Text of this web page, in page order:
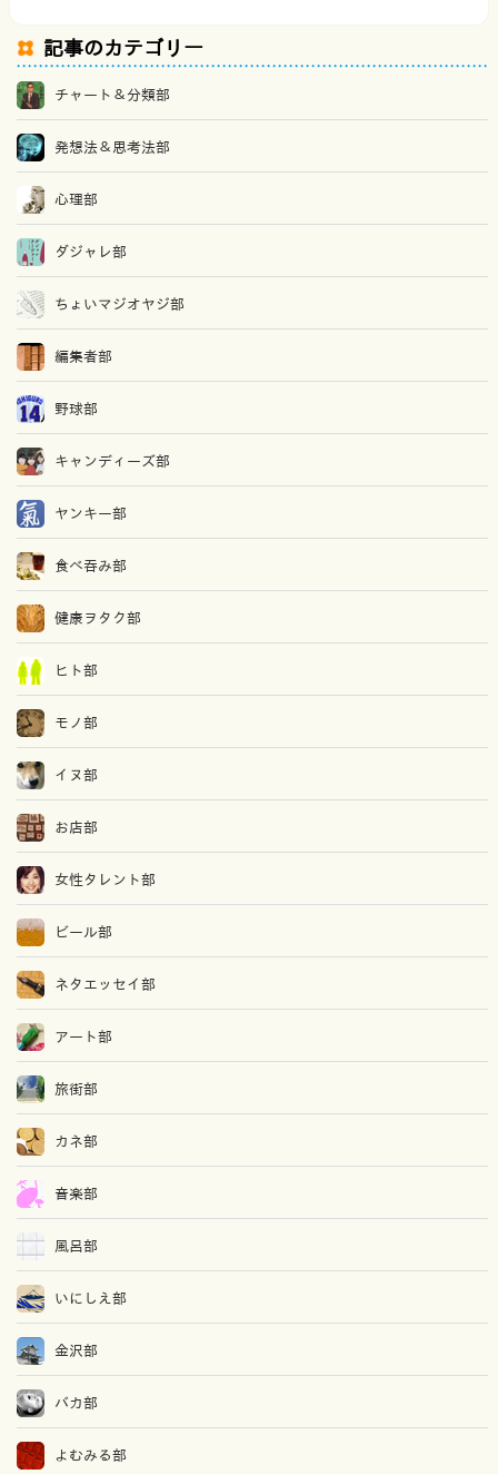
記事のカテゴリー
チャート＆分類部
発想法＆思考法部
心理部
ダジャレ部
ちょいマジオヤジ部
編集者部
野球部
キャンディーズ部
ヤンキー部
食べ吞み部
健康ヲタク部
ヒト部
モノ部
イヌ部
お店部
女性タレント部
ビール部
ネタエッセイ部
アート部
旅街部
カネ部
音楽部
風呂部
いにしえ部
金沢部
バカ部
よむみる部